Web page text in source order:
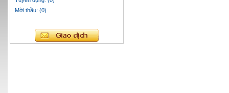
Mời thầu: (0)